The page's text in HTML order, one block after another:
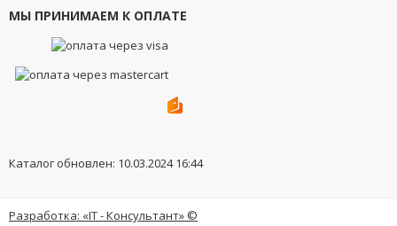
МЫ ПРИНИМАЕМ К ОПЛАТЕ
Каталог обновлен: 10.03.2024 16:44
Разработка: «IT - Консультант» ©